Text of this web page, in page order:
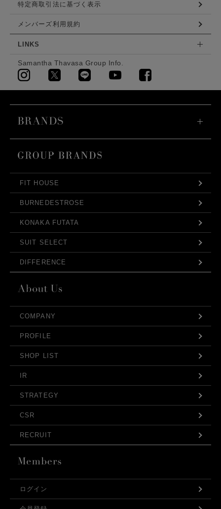
特定商取引法に基づく表示
メンバーズ利用規約
LINKS
Samantha Thavasa Group Info.
FIT HOUSE
BURNEDESTROSE
KONAKA FUTATA
SUIT SELECT
DIFFERENCE
COMPANY
PROFILE
SHOP LIST
IR
STRATEGY
CSR
RECRUIT
ログイン